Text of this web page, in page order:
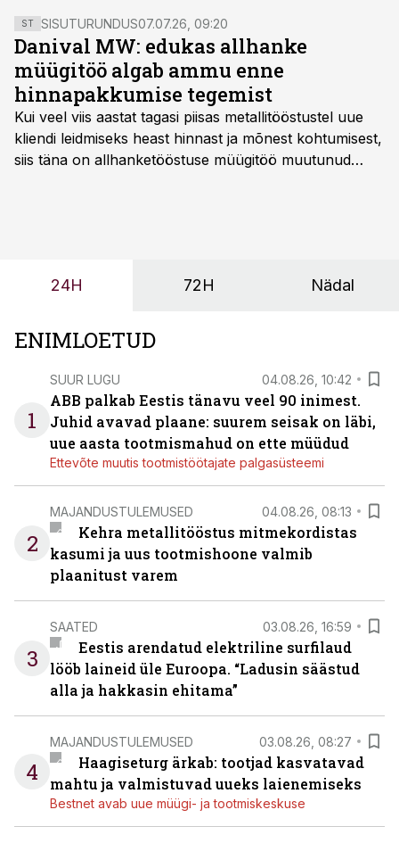
ST SISUTURUNDUS07.07.26, 09:20
Danival MW: edukas allhanke
müügitöö algab ammu enne
hinnapakkumise tegemist
Kui veel viis aastat tagasi piisas metallitööstustel uue
kliendi leidmiseks heast hinnast ja mõnest kohtumisest,
siis täna on allhanketööstuse müügitöö muutunud
24H 72H Nädal
ENIMLOETUD
1
SUUR LUGU 04.08.26, 10:42
ABB palkab Eestis tänavu veel 90 inimest.
Juhid avavad plaane: suurem seisak on läbi,
uue aasta tootmismahud on ette müüdud
Ettevõte muutis tootmistöötajate palgasüsteemi
2
MAJANDUSTULEMUSED 04.08.26, 08:13
Kehra metallitööstus mitmekordistas
kasumi ja uus tootmishoone valmib
plaanitust varem
3
SAATED 03.08.26, 16:59
Eestis arendatud elektriline surfilaud
lööb laineid üle Euroopa. “Ladusin säästud
alla ja hakkasin ehitama”
4
MAJANDUSTULEMUSED 03.08.26, 08:27
Haagiseturg ärkab: tootjad kasvatavad
mahtu ja valmistuvad uueks laienemiseks
Bestnet avab uue müügi- ja tootmiskeskuse